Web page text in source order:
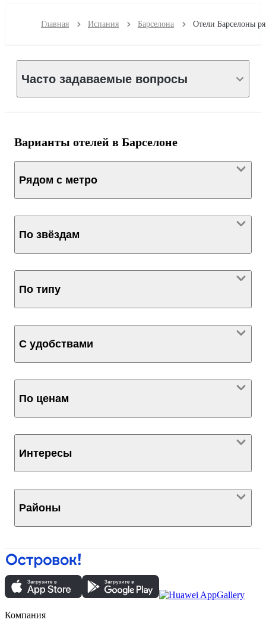
Главная Испания Барселона
Часто задаваемые вопросы
Варианты отелей в Барселоне
Рядом с метро
По звёздам
По типу
С удобствами
По ценам
Интересы
Районы
Компания